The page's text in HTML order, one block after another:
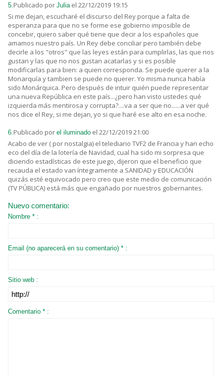
5.Publicado por Julia el 22/12/2019 19:15
Si me dejan, escucharé el discurso del Rey porque a falta de
esperanza para que no se forme ese gobierno imposible de
concebir, quiero saber qué tiene que decir a los españoles que
amamos nuestro país. Un Rey debe conciliar pero también debe
decirle a los "otros" que las leyes están para cumplirlas, las que nos
gustan y las que no nos gustan acatarlas y si es posible
modificarlas para bien: a quien corresponda. Se puede querer a la
Monarquía y tambien se puede no querer. Yo misma nunca había
sido Monárquica. Pero después de intuir quién puede representar
una nueva República en este país...¿pero han visto ustedes qué
izquierda más mentirosa y corrupta?....va a ser que no......a ver qué
nos dice el Rey, si me dejan, yo si que haré ese alto en esa noche.
6.Publicado por el iluminado el 22/12/2019 21:00
Acabo de ver ( por nostalgia) el telediario TVF2 de Francia y han echo
eco del día de la lotería de Navidad, cual ha sido mi sorpresa que
diciendo estadísticas de este juego, dijeron que el beneficio que
recauda el estado van íntegramente a SANIDAD y EDUCACIÓN
quizás esté equivocado pero creo que este medio de comunicación
(TV PÚBLICA) está más que engañado por nuestros gobernantes.
Nuevo comentario:
Nombre * :
Email (no aparecerá en su comentario) * :
Sitio web :
Comentario * :